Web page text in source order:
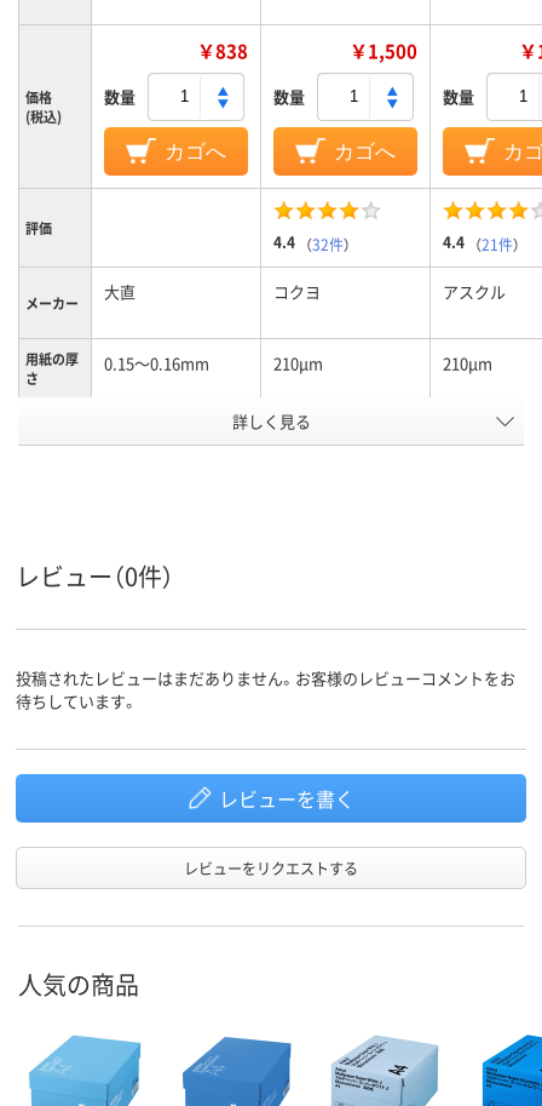
価格
(税込)
￥838
数量
カゴへ
￥1,500
数量
カゴへ
数量
カ
評価
4.4 （32件） 4.4 （21件）
メーカー 大直 コクヨ アスクル
用紙の厚
さ
0.15～0.16mm 210μm 210μm
類
フルカラー用紙 フルカラー
アスクル
スコア
詳しく見る
レビュー（0件）
投稿されたレビューはまだありません。お客様のレビューコメントをお
待ちしています。
レビューを書く
レビューをリクエストする
人気の商品